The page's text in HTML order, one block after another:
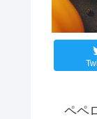
ペペ